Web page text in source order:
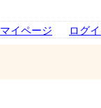
マイページ ログ